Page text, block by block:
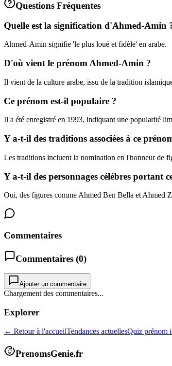
Questions Fréquentes
Quelle est la signification d'Ahmed-Amin
Ahmed-Amin signifie 'le plus loué et fidèle' en arabe.
D'où vient le prénom Ahmed-Amin ?
Il vient de la culture arabe, issu de la tradition
Ce prénom est-il populaire ?
Il a été enregistré en 1993, indiquant une popularité
Y a-t-il des traditions associées à ce
Les traditions incluent la nomination en l'honneur de
Y a-t-il des personnages célèbres portant
Oui, des figures comme Ahmed Ben Bella et Ahmed
Commentaires
Commentaires (0)
Ajouter un commentaire
Chargement des commentaires...
Explorer
← Retour à l'accueilTendances actuellesQuiz prénom
PrenomsGenie.fr